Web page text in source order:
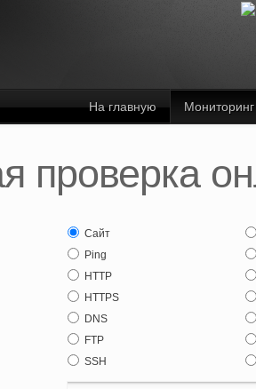
На главную Мониторинг
проверка
Сайт
Ping
HTTP
HTTPS
DNS
FTP
SSH